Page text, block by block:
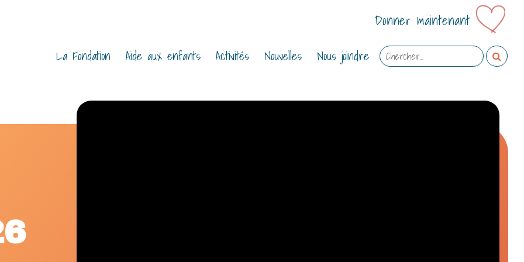
Donner maintenant
La Fondation Aide aux enfants Activités Nouvelles Nous joindre